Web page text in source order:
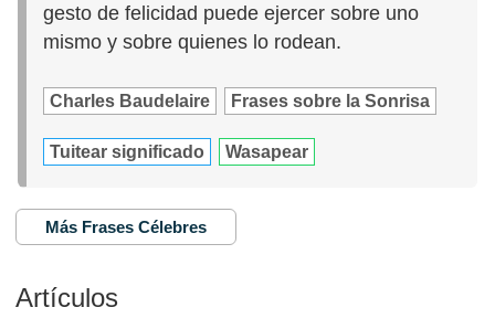
gesto de felicidad puede ejercer sobre uno
mismo y sobre quienes lo rodean.
Charles Baudelaire Frases sobre la Sonrisa
Tuitear significado Wasapear
Más Frases Célebres
Artículos